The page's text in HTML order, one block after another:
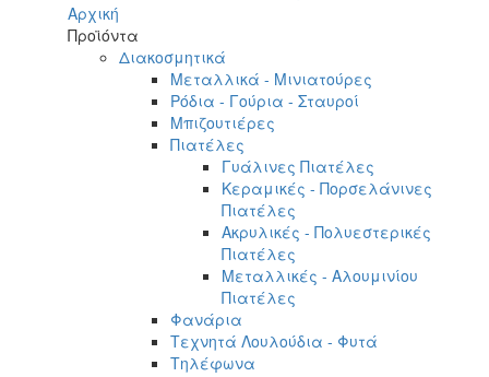
Αρχική
Προϊόντα
Διακοσμητικά
Μεταλλικά - Μινιατούρες
Ρόδια - Γούρια - Σταυροί
Μπιζουτιέρες
Πιατέλες
Γυάλινες Πιατέλες
Κεραμικές - Πορσελάνινες
Πιατέλες
Ακρυλικές - Πολυεστερικές
Πιατέλες
Μεταλλικές - Αλουμινίου
Πιατέλες
Φανάρια
Τεχνητά Λουλούδια - Φυτά
Τηλέφωνα